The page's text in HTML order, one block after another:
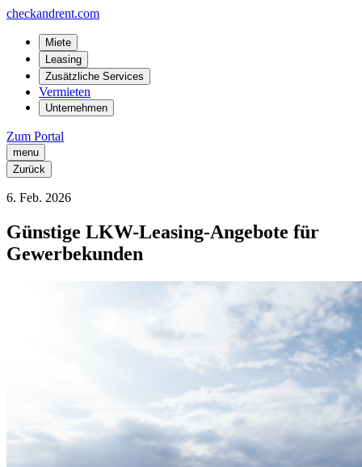
checkandrent.com
Miete
Leasing
Zusätzliche Services
Vermieten
Unternehmen
Zum Portal
menu
Zurück
6. Feb. 2026
Günstige LKW-Leasing-Angebote für
Gewerbekunden